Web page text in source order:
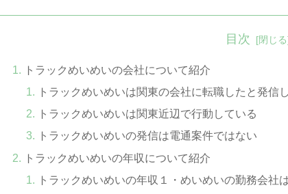
目次
トラックめいめいの会社について紹介
トラックめいめいは関東の会社に転職したと発信
トラックめいめいは関東近辺で行動している
トラックめいめいの発信は電通案件ではない
トラックめいめいの年収について紹介
トラックめいめいの年収１・めいめいの勤務会社